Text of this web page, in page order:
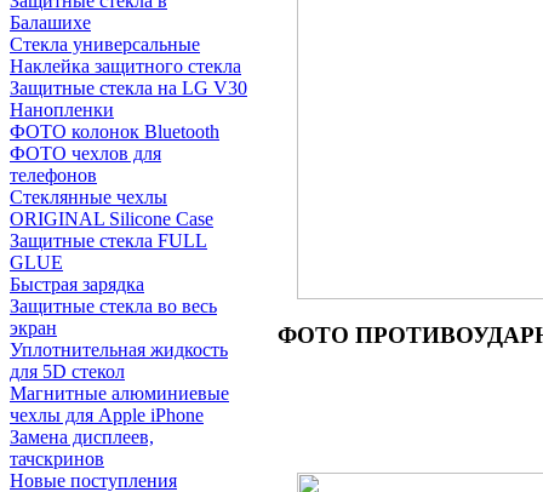
Балашихе
Стекла универсальные
Наклейка защитного стекла
Защитные стекла на LG V30
Нанопленки
ФОТО колонок Bluetooth
ФOTO чехлов для
телефонов
Стеклянные чехлы
ORIGINAL Silicone Case
Защитные стекла FULL
GLUE
Быстрая зарядка
Защитные стекла во весь
экран
Уплотнительная жидкость
для 5D стекол
Магнитные алюминиевые
чехлы для Apple iPhone
Замена дисплеев,
тачскринов
Новые поступления
ФОТО